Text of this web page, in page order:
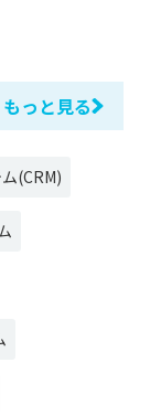
もっと見る
(CRM)